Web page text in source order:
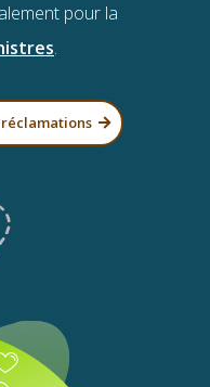
pour la
.